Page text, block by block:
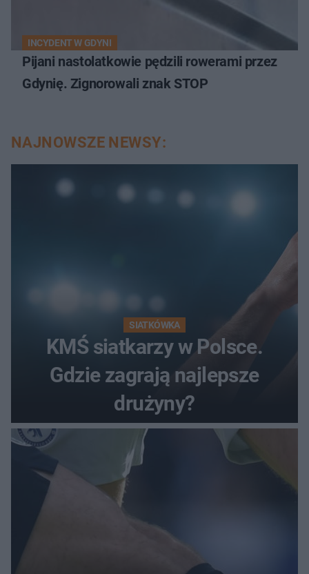
INCYDENT W GDYNI
Pijani nastolatkowie pędzili rowerami przez
Gdynię. Zignorowali znak STOP
NAJNOWSZE NEWSY:
SIATKÓWKA
KMŚ siatkarzy w Polsce.
Gdzie zagrają najlepsze
drużyny?